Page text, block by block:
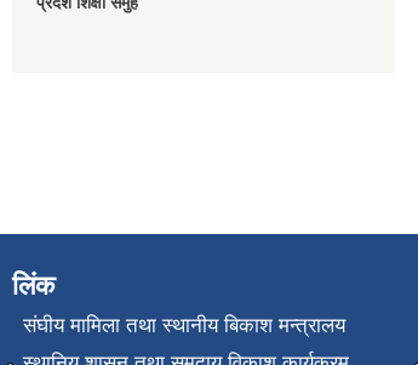
लिंक
संघीय मामिला तथा स्थानीय बिकाश मन्त्रालय